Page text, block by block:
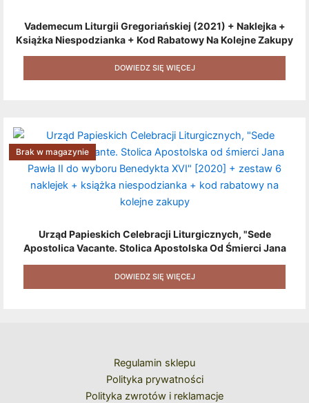
Vademecum Liturgii Gregoriańskiej (2021) + Naklejka +
Książka Niespodzianka + Kod Rabatowy Na Kolejne Zakupy
+ Gratis (książka W Formacie Elektronicznym) [zestaw 3
Produktów + Kod Rabatowy + Gratis]
DOWIEDZ SIĘ WIĘCEJ
Urząd Papieskich Celebracji Liturgicznych, "Sede
Apostolica Vacante. Stolica Apostolska Od Śmierci Jana
Pawła II Do Wyboru Benedykta XVI" [2020] + Zestaw 6
Naklejek + Książka Niespodzianka + Kod Rabatowy Na
Kolejne Zakupy
Brak w magazynie
DOWIEDZ SIĘ WIĘCEJ
Regulamin sklepu
Polityka prywatności
Polityka zwrotów i reklamacje